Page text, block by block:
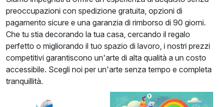
preoccupazioni con spedizione gratuita, opzioni di
pagamento sicure e una garanzia di rimborso di 90 giorni.
Che tu stia decorando la tua casa, cercando il regalo
perfetto o migliorando il tuo spazio di lavoro, i nostri prezzi
competitivi garantiscono un'arte di alta qualità a un costo
accessibile. Scegli noi per un'arte senza tempo e completa
tranquillità.